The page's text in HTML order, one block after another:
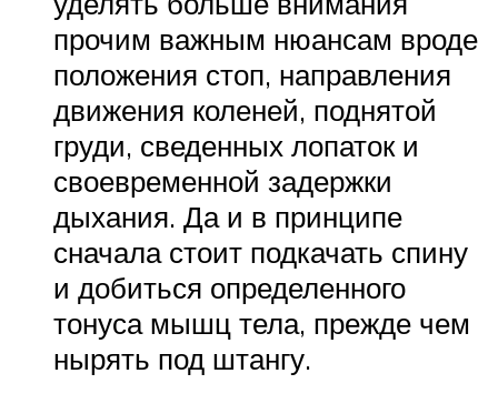
прочим важным нюансам вроде
положения стоп, направления
движения коленей, поднятой
груди, сведенных лопаток и
своевременной задержки
дыхания. Да и в принципе
сначала стоит подкачать спину
и добиться определенного
тонуса мышц тела, прежде чем
нырять под штангу.